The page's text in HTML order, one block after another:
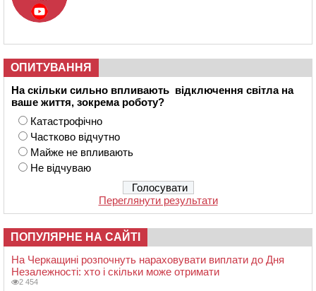
ОПИТУВАННЯ
На скільки сильно впливають відключення світла на
ваше життя, зокрема роботу?
Катастрофічно
Частково відчутно
Майже не впливають
Не відчуваю
Переглянути результати
ПОПУЛЯРНЕ НА САЙТІ
На Черкащині розпочнуть нараховувати виплати до Дня
Незалежності: хто і скільки може отримати
2 454